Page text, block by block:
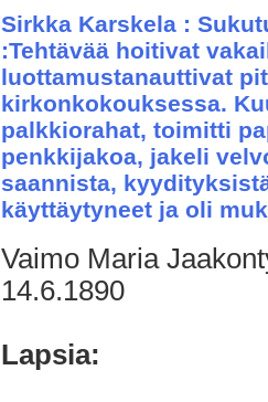
Sirkka Karskela :
:Tehtävää hoitivat
luottamustanauttivat
kirkonkokouksessa.
palkkiorahat, toimitti
penkkijakoa, jakeli
saannista,
käyttäytyneet ja oli
Vaimo Maria
14.6.1890
Lapsia: